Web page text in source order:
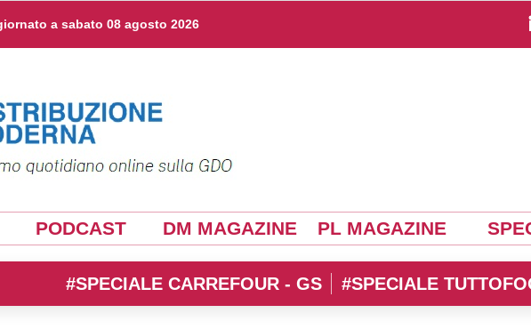
a sabato 08 agosto 2026
PODCAST DM MAGAZINE PL MAGAZINE
#SPECIALE CARREFOUR - GS #SPECIALE